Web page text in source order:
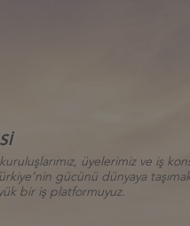
üyelerimiz ve iş
gücünü dünyaya
bir iş platformuyuz.